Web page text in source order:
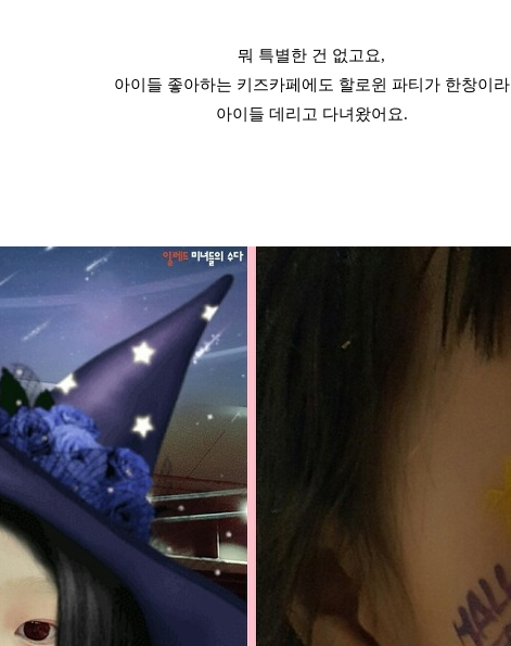
뭐 특별한 건 없고요,
아이들 좋아하는 키즈카페에도 할로윈 파티가 한창이라
아이들 데리고 다녀왔어요.